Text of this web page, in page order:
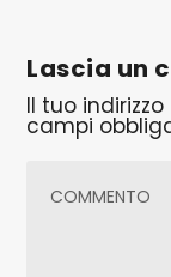
Lascia un
Il tuo
campi